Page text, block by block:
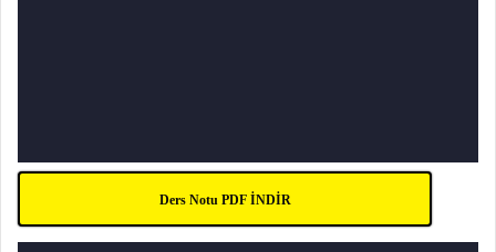
Ders Notu PDF İNDİR